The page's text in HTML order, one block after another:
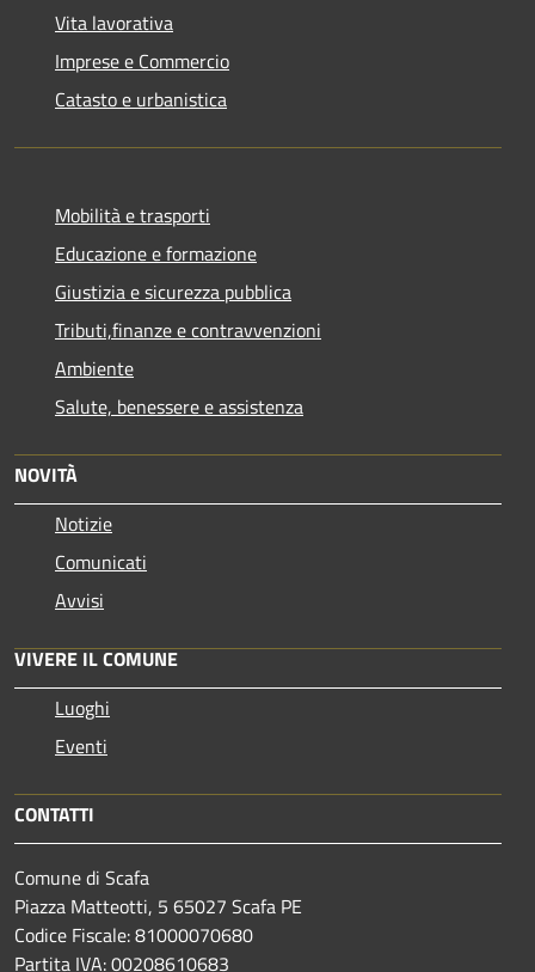
Vita lavorativa
Imprese e Commercio
Catasto e urbanistica
Mobilità e trasporti
Educazione e formazione
Giustizia e sicurezza pubblica
Tributi,finanze e contravvenzioni
Ambiente
Salute, benessere e assistenza
NOVITÀ
Notizie
Comunicati
Avvisi
VIVERE IL COMUNE
Luoghi
Eventi
CONTATTI
Comune di Scafa
Piazza Matteotti, 5 65027 Scafa PE
Codice Fiscale: 81000070680
Partita IVA: 00208610683